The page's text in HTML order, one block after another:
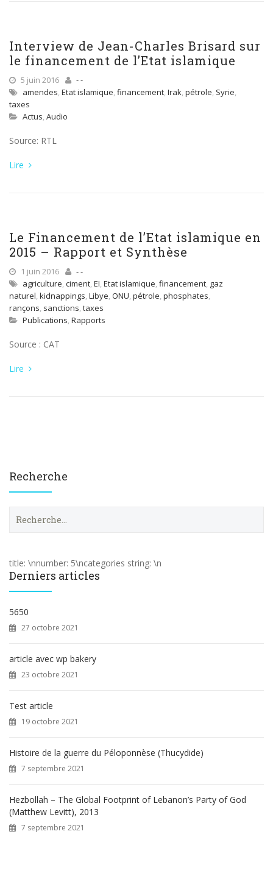
Interview de Jean-Charles Brisard sur
le financement de l’Etat islamique
5 juin 2016
- -
amendes, Etat islamique, financement, Irak, pétrole, Syrie,
taxes
Actus, Audio
Source: RTL
Lire
Le Financement de l’Etat islamique en
2015 – Rapport et Synthèse
1 juin 2016
- -
agriculture, ciment, EI, Etat islamique, financement, gaz
naturel, kidnappings, Libye, ONU, pétrole, phosphates,
rançons, sanctions, taxes
Publications, Rapports
Source : CAT
Lire
Recherche
e
r
e
r
title: \nnumber: 5\ncategories string: \n
Derniers articles
5650
27 octobre 2021
article avec wp bakery
23 octobre 2021
Test article
19 octobre 2021
Histoire de la guerre du Péloponnèse (Thucydide)
7 septembre 2021
Hezbollah – The Global Footprint of Lebanon’s Party of God
(Matthew Levitt), 2013
7 septembre 2021